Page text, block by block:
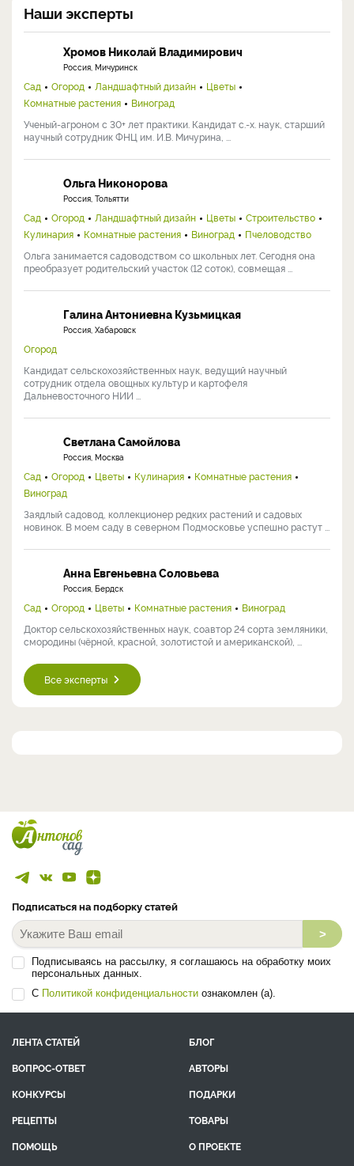
Наши эксперты
Хромов Николай Владимирович
Россия, Мичуринск
Сад Огород Ландшафтный дизайн
Цветы
Комнатные растения
Виноград
Ученый-агроном с 30+ лет практики. Кандидат с.-х. наук, старший
научный сотрудник ФНЦ им. И.В. Мичурина, ...
Ольга Никонорова
Россия, Тольятти
Сад Огород Ландшафтный дизайн Цветы
Строительство
Кулинария
Комнатные растения Виноград
Пчеловодство
Ольга занимается садоводством со школьных лет. Сегодня она
преобразует родительский участок (12 соток), совмещая ...
Галина Антониевна Кузьмицкая
Россия, Хабаровск
Огород
Кандидат сельскохозяйственных наук, ведущий научный
сотрудник отдела овощных культур и картофеля
Дальневосточного НИИ ...
Светлана Самойлова
Россия, Москва
Сад Огород Цветы Кулинария
Комнатные растения
Виноград
Заядлый садовод, коллекционер редких растений и садовых
новинок. В моем саду в северном Подмосковье успешно растут ...
Анна Евгеньевна Соловьева
Россия, Бердск
Сад Огород Цветы Комнатные растения
Виноград
Доктор сельскохозяйственных наук, соавтор 24 сорта земляники,
смородины (чёрной, красной, золотистой и американской), ...
Все эксперты
Подписаться на подборку статей
>
Подписываясь на рассылку, я соглашаюсь на обработку моих
персональных данных.
С Политикой конфиденциальности ознакомлен (а).
ЛЕНТА СТАТЕЙ
БЛОГ
ВОПРОС-ОТВЕТ
АВТОРЫ
КОНКУРСЫ
ПОДАРКИ
РЕЦЕПТЫ
ТОВАРЫ
ПОМОЩЬ
О ПРОЕКТЕ